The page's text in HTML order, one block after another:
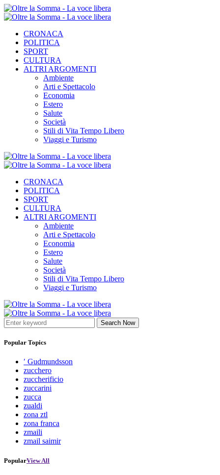
CRONACA
POLITICA
SPORT
CULTURA
ALTRI ARGOMENTI
Ambiente
Arti e Spettacolo
Economia
Estero
Salute
Società
Stili di Vita Tempo Libero
Viaggi e Turismo
CRONACA
POLITICA
SPORT
CULTURA
ALTRI ARGOMENTI
Ambiente
Arti e Spettacolo
Economia
Estero
Salute
Società
Stili di Vita Tempo Libero
Viaggi e Turismo
Search Now
Popular Topics
′ Gudmundsson
zucchero
zuccherificio
zuccarini
zucca
zualdi
zona ztl
zona franca
zmaili
zmail saimir
PopularView All